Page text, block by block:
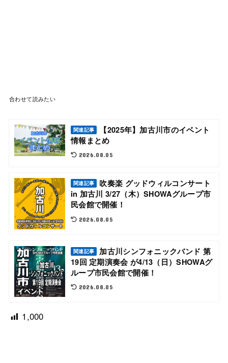
合わせて読みたい
関連記事
【2025年】加古川市のイベント
情報まとめ
2026.08.05
関連記事
吹奏楽 グッドウィルコンサート
in 加古川 3/27（木）SHOWAグループ市
民会館で開催！
2026.08.05
関連記事
加古川シンフォニックバンド 第
19回 定期演奏会 が4/13（日）SHOWAグ
ループ市民会館で開催！
2026.08.05
1,000